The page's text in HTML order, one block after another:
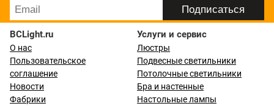
BCLight.ru
О нас
Пользовательское
соглашение
Новости
Фабрики
Услуги и сервис
Люстры
Подвесные светильники
Потолочные светильники
Бра и настенные
Настольные лампы